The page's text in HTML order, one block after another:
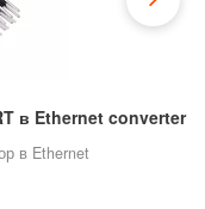
в Ethernet converter
в Ethernet